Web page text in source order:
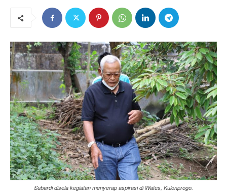
Subardi disela kegiatan menyerap aspirasi di Wates, Kulonprogo.